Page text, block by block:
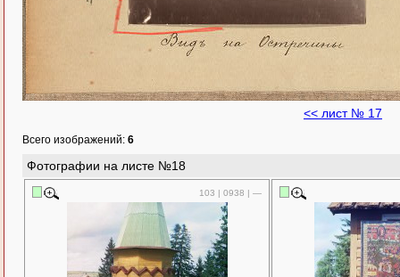
<< лист № 17
Всего изображений: 6
Фотографии на листе №18
103 | 0938 | —